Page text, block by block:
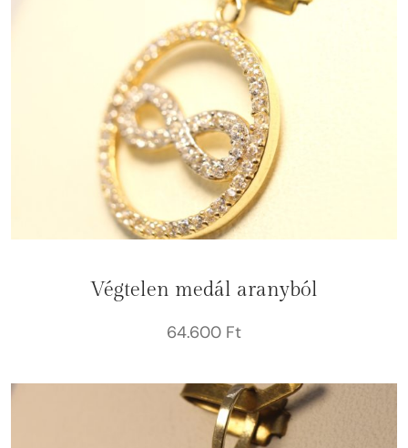
Végtelen medál aranyból
64.600 Ft